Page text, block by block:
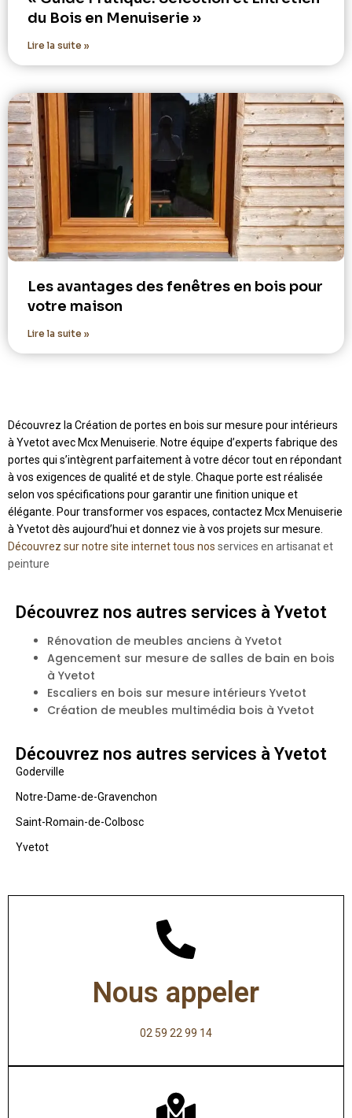
du Bois en Menuiserie »
Lire la suite »
Les avantages des fenêtres en bois pour
votre maison
Lire la suite »
Découvrez la Création de portes en bois sur mesure pour intérieurs
à Yvetot avec Mcx Menuiserie. Notre équipe d’experts fabrique des
portes qui s’intègrent parfaitement à votre décor tout en répondant
à vos exigences de qualité et de style. Chaque porte est réalisée
selon vos spécifications pour garantir une finition unique et
élégante. Pour transformer vos espaces, contactez Mcx Menuiserie
à Yvetot dès aujourd’hui et donnez vie à vos projets sur mesure.
Découvrez sur notre site internet tous nos services en artisanat et
peinture
Découvrez nos autres services à Yvetot
Rénovation de meubles anciens à Yvetot
Agencement sur mesure de salles de bain en bois
à Yvetot
Escaliers en bois sur mesure intérieurs Yvetot
Création de meubles multimédia bois à Yvetot
Découvrez nos autres services à Yvetot
Goderville
Notre-Dame-de-Gravenchon
Saint-Romain-de-Colbosc
Yvetot
Nous appeler
02 59 22 99 14